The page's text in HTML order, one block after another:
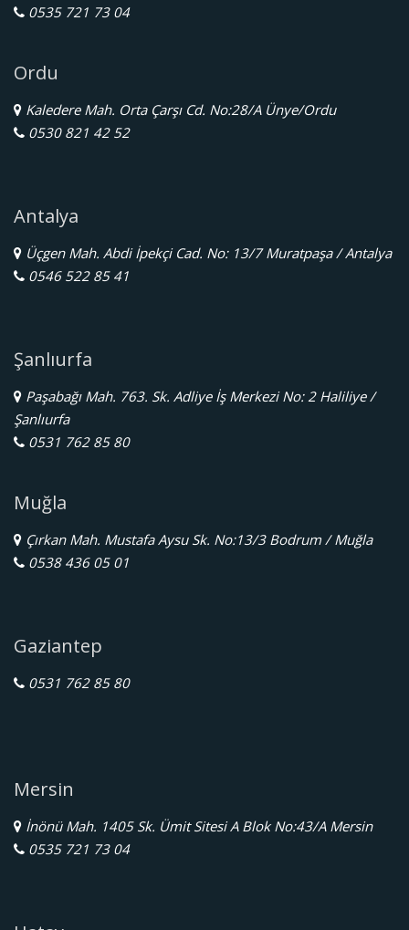
0535 721 73 04
Ordu
Kaledere Mah. Orta Çarşı Cd. No:28/A Ünye/Ordu
0530 821 42 52
Antalya
Üçgen Mah. Abdi İpekçi Cad. No: 13/7 Muratpaşa / Antalya
0546 522 85 41
Şanlıurfa
Paşabağı Mah. 763. Sk. Adliye İş Merkezi No: 2 Haliliye /
Şanlıurfa
0531 762 85 80
Muğla
Çırkan Mah. Mustafa Aysu Sk. No:13/3 Bodrum / Muğla
0538 436 05 01
Gaziantep
0531 762 85 80
Mersin
İnönü Mah. 1405 Sk. Ümit Sitesi A Blok No:43/A Mersin
0535 721 73 04